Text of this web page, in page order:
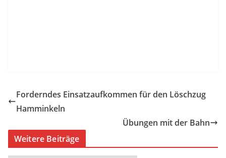
Forderndes Einsatzaufkommen für den Löschzug
Hamminkeln
Übungen mit der Bahn
Weitere Beiträge